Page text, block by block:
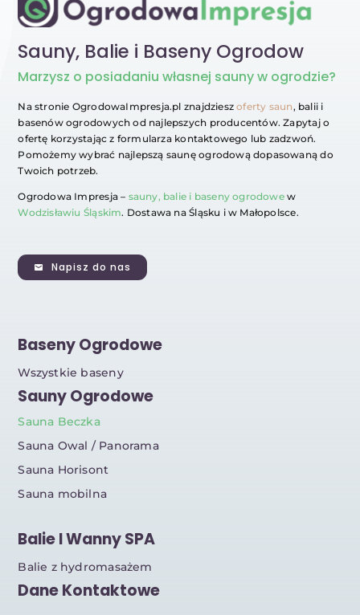
Sauny, Balie i Baseny Ogrodow
Marzysz o posiadaniu własnej sauny w ogrodzie?
Na stronie OgrodowaImpresja.pl znajdzieszoferty saun , balii i
basenów ogrodowych od najlepszych producentów. Zapytaj o
ofertę korzystając z formularza kontaktowego lub zadzwoń.
Pomożemy wybrać najlepszą saunę ogrodową dopasowaną do
Twoich potrzeb.
Ogrodowa Impresja – sauny, balie i baseny ogrodowew
Wodzisławiu Śląskim. Dostawa na Śląsku i w Małopolsce.
Napisz do nas
Baseny Ogrodowe
Wszystkie baseny
Sauny Ogrodowe
Sauna Beczka
Sauna Owal / Panorama
Sauna Horisont
Sauna mobilna
Balie I Wanny SPA
Balie z hydromasażem
Dane Kontaktowe